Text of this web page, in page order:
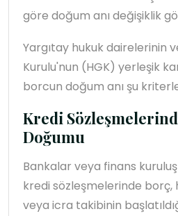
göre doğum anı değişiklik
Yargıtay hukuk dairelerinin
Kurulu'nun (HGK) yerleşik
borcun doğum anı şu
Kredi
Doğumu
Bankalar veya finans
kredi sözleşmelerinde borç,
veya icra takibinin